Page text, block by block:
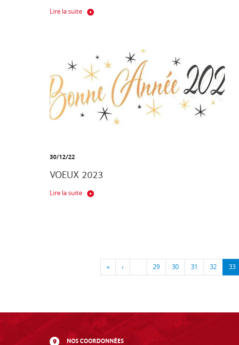
Lire la suite
30/12/22
VOEUX 2023
Lire la suite
« ‹ … 29 30 31 32 33
NOS COORDONNÉES